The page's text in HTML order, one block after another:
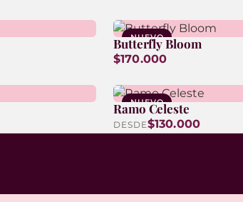
NUEVO
Butterfly Bloom
$170.000
NUEVO
Ramo Celeste
DESDE$130.000